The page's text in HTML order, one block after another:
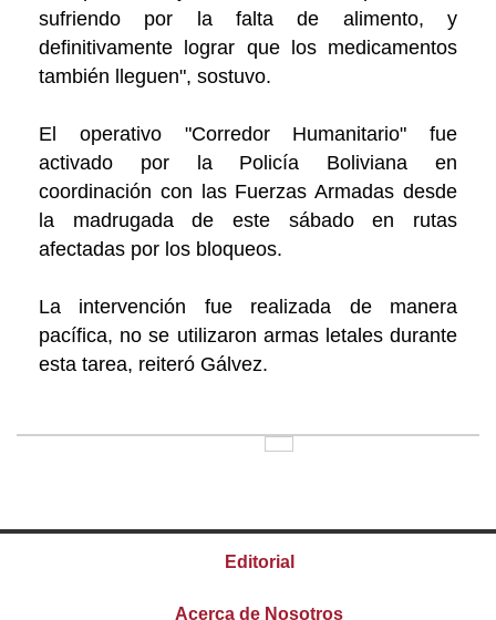
sufriendo por la falta de alimento, y
definitivamente lograr que los medicamentos
también lleguen", sostuvo.
El operativo "Corredor Humanitario" fue
activado por la Policía Boliviana en
coordinación con las Fuerzas Armadas desde
la madrugada de este sábado en rutas
afectadas por los bloqueos.
La intervención fue realizada de manera
pacífica, no se utilizaron armas letales durante
esta tarea, reiteró Gálvez.
Editorial
Acerca de Nosotros